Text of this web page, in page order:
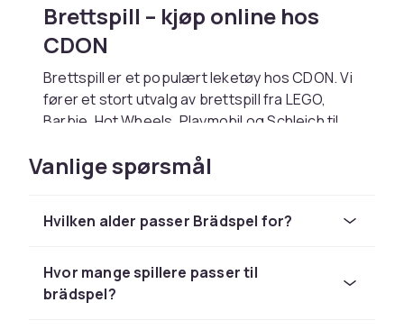
Brettspill – kjøp online hos
CDON
Brettspill er et populært leketøy hos CDON. Vi
fører et stort utvalg av brettspill fra LEGO,
Barbie, Hot Wheels, Playmobil og Schleich til
Velg brettspill basert på barnets alder og
rask levering og enkel retur.
Hos CDON finner du brettspill fra LEGO, Barbie
og Schleich til konkurransedyktige priser med
Vanlige spørsmål
Hvilken alder passer Brädspel for?
Hvor mange spillere passer til
brädspel?